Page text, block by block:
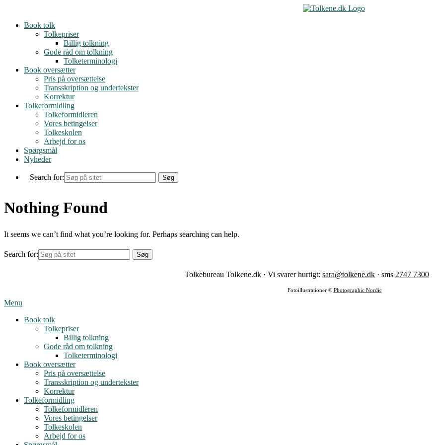
contentBook tolk
Tolkepriser
Billig tolkning
Gode råd om tolkning
Tolketerminologi
Book oversætter
Pris på oversættelse
Transskription og undertekster
Korrektur
Tolkeformidling
Tolkeformidleren
Vores betingelser
Tolkeskolen
Arbejd for os
Spørgsmål
Nyheder
Search for:
Nothing Found
It seems we can’t find what you’re looking for. Perhaps searching can help.
Search for:
Tolkebureau Tolkene.dk · Vi svarer hurtigt: sara@tolkene.dk · sms 2747 7300
Fotoillustrationer © Photographic Nordic
Menu
Book tolk
Tolkepriser
Billig tolkning
Gode råd om tolkning
Tolketerminologi
Book oversætter
Pris på oversættelse
Transskription og undertekster
Korrektur
Tolkeformidling
Tolkeformidleren
Vores betingelser
Tolkeskolen
Arbejd for os